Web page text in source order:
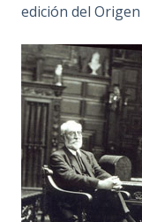
edición del